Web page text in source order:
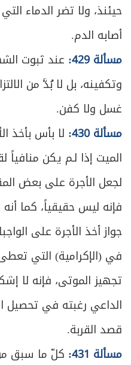
حيئنذ، ولا تضر الدماء
أصابه الدم.
مسألة 429:
عند ثبوت
وتكفينه، بل لا بُدَّ من
غسل ولا كفن.
مسألة 430:
لا بأس بأخذ
الميت إذا لـم يكن منافياً
لجعل الأجرة على بعض
فإنه ليس حقيقياً، كما
جواز أخذ الأجرة على
في (الإكرامية) التي
تجهيز الموتى، فإنه لا
الداعي رغبته في تحصيل
قصد القربة.
مسألة 431:
كلّ ما سبق من